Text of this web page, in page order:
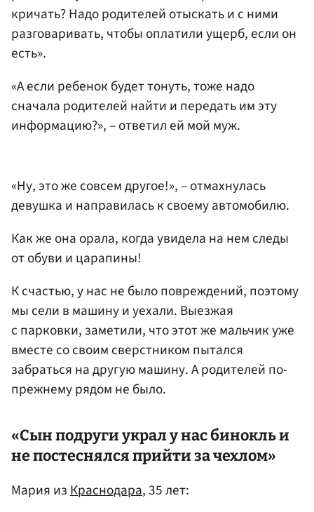
кричать? Надо родителей отыскать и с ними
разговаривать, чтобы оплатили ущерб, если он
есть».
«А если ребенок будет тонуть, тоже надо
сначала родителей найти и передать им эту
информацию?», – ответил ей мой муж.
«Ну, это же совсем другое!», – отмахнулась
девушка и направилась к своему автомобилю.
Как же она орала, когда увидела на нем следы
от обуви и царапины!
К счастью, у нас не было повреждений, поэтому
мы сели в машину и уехали. Выезжая
с парковки, заметили, что этот же мальчик уже
вместе со своим сверстником пытался
забраться на другую машину. А родителей по-
прежнему рядом не было.
«Сын подруги украл у нас бинокль и
не постеснялся прийти за чехлом»
Мария изКраснодара, 35 лет: